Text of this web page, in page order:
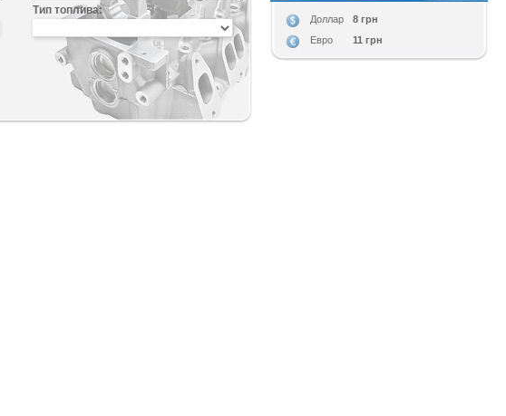
Тип топлива:
Доллар
8 грн
Евро
11 грн